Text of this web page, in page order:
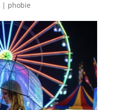
| phobie